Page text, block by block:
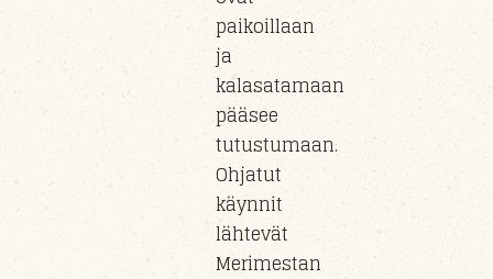
paikoillaan
ja
kalasatamaan
pääsee
tutustumaan.
Ohjatut
käynnit
lähtevät
Merimestan